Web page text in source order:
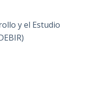
y el Estudio